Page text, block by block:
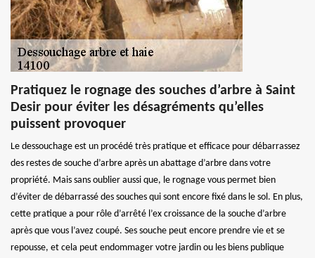
Pratiquez le rognage des souches d’arbre à Saint
Desir pour éviter les désagréments qu’elles
puissent provoquer
Le dessouchage est un procédé très pratique et efficace pour débarrassez
des restes de souche d’arbre après un abattage d’arbre dans votre
propriété. Mais sans oublier aussi que, le rognage vous permet bien
d’éviter de débarrassé des souches qui sont encore fixé dans le sol. En plus,
cette pratique a pour rôle d’arrêté l’ex croissance de la souche d’arbre
après que vous l’avez coupé. Ses souche peut encore prendre vie et se
repousse, et cela peut endommager votre jardin ou les biens publique